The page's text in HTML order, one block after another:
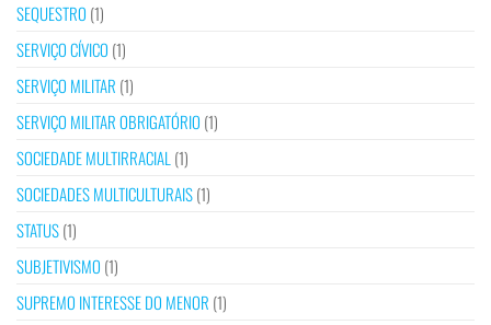
SEQUESTRO (1)
SERVIÇO CÍVICO (1)
SERVIÇO MILITAR (1)
SERVIÇO MILITAR OBRIGATÓRIO (1)
SOCIEDADE MULTIRRACIAL (1)
SOCIEDADES MULTICULTURAIS(1)
STATUS(1)
SUBJETIVISMO (1)
SUPREMO INTERESSE DO MENOR (1)